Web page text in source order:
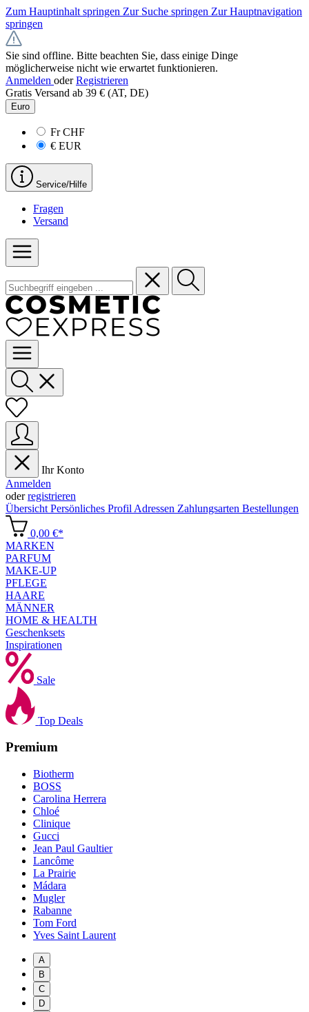
Zum Hauptinhalt springen Zur Suche springen Zur Hauptnavigation
springen
Sie sind offline. Bitte beachten Sie, dass einige Dinge
möglicherweise nicht wie erwartet funktionieren.
Anmelden oder Registrieren
Gratis Versand ab 39 € (AT, DE)
Euro
FrCHF
€ EUR
Service/Hilfe
Fragen
Versand
Ihr Konto
Anmelden
oderregistrieren
Übersicht Persönliches Profil Adressen Zahlungsarten Bestellungen
0,00 €*
MARKEN
PARFUM
MAKE-UP
PFLEGE
HAARE
MÄNNER
HOME & HEALTH
Geschenksets
Inspirationen
Sale
Top Deals
Premium
Biotherm
BOSS
Carolina Herrera
Chloé
Clinique
Gucci
Jean Paul Gaultier
Lancôme
La Prairie
Mádara
Mugler
Rabanne
Tom Ford
Yves Saint Laurent
A
B
C
D